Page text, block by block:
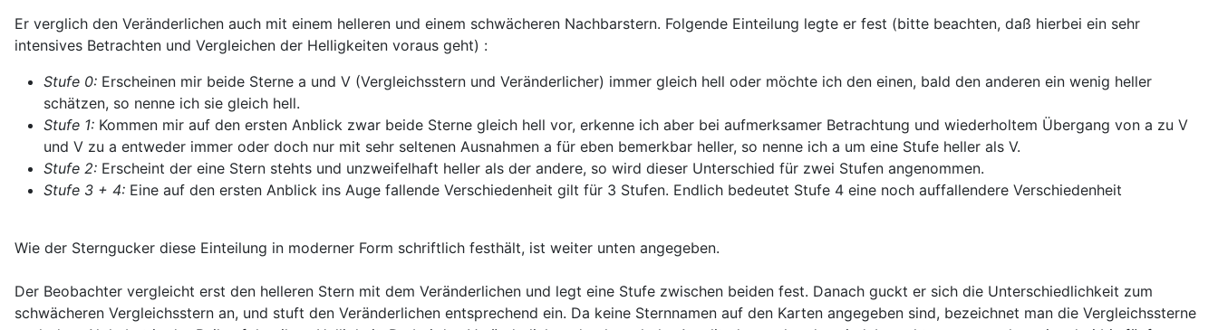
Er verglich den Veränderlichen auch mit einem helleren und einem schwächeren Nachbarstern. Folgende Einteilung legte er fest (bitte beachten, daß hierbei ein sehr
intensives Betrachten und Vergleichen der Helligkeiten voraus geht) :
Stufe 0: Erscheinen mir beide Sterne a und V (Vergleichsstern und Veränderlicher) immer gleich hell oder möchte ich den einen, bald den anderen ein wenig heller
schätzen, so nenne ich sie gleich hell.
Stufe 1: Kommen mir auf den ersten Anblick zwar beide Sterne gleich hell vor, erkenne ich aber bei aufmerksamer Betrachtung und wiederholtem Übergang von a zu V
und V zu a entweder immer oder doch nur mit sehr seltenen Ausnahmen a für eben bemerkbar heller, so nenne ich a um eine Stufe heller als V.
Stufe 2: Erscheint der eine Stern stehts und unzweifelhaft heller als der andere, so wird dieser Unterschied für zwei Stufen angenommen.
Stufe 3 + 4: Eine auf den ersten Anblick ins Auge fallende Verschiedenheit gilt für 3 Stufen. Endlich bedeutet Stufe 4 eine noch auffallendere Verschiedenheit
Wie der Sterngucker diese Einteilung in moderner Form schriftlich festhält, ist weiter unten angegeben.
Der Beobachter vergleicht erst den helleren Stern mit dem Veränderlichen und legt eine Stufe zwischen beiden fest. Danach guckt er sich die Unterschiedlichkeit zum
schwächeren Vergleichsstern an, und stuft den Veränderlichen entsprechend ein. Da keine Sternnamen auf den Karten angegeben sind, bezeichnet man die Vergleichssterne